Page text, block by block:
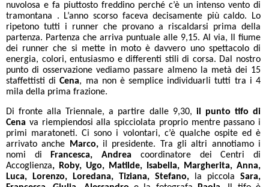
nuvolosa e fa piuttosto freddino perché c’è un intenso vento di
tramontana . L’anno scorso faceva decisamente più caldo. Lo
ripetono tutti i runner che provano a riscaldarsi prima della
partenza. Partenza che arriva puntuale alle 9,15. Al via, Il fiume
dei runner che si mette in moto è davvero uno spettacolo di
energia, colori, entusiasmo e differenti stili di corsa. Dal nostro
punto di osservazione vediamo passare almeno la metà dei 15
staffettisti diCena, ma non è semplice individuarli tutti tra i 4
mila della prima frazione.
Di fronte alla Triennale, a partire dalle 9,30, il punto tifo di
Cena va riempiendosi alla spicciolata proprio mentre passano i
primi maratoneti. Ci sono i volontari, c’è qualche ospite ed è
arrivato anche
Marco, il presidente. Tra gli altri annotiamo i
nomi di
Francesca, Andrea coordinatore dei Centri di
Accoglienza, Roby, Ugo, Matilde, Isabella, Margherita, Anna,
Luca, Lorenzo, Loredana, Tiziana, Stefano,
la piccola Sara,